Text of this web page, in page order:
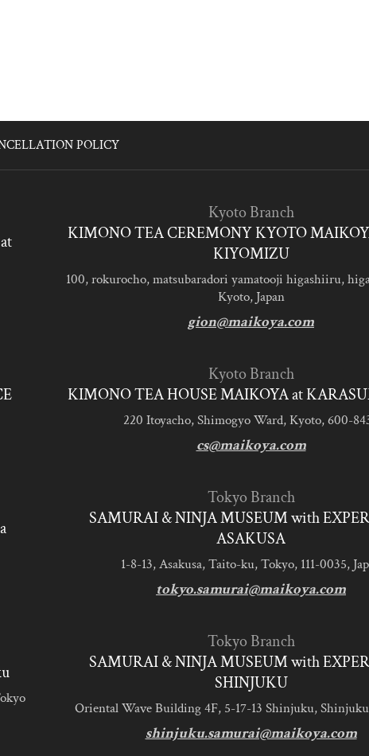
POLICY
Kyoto Branch
KIMONO TEA CEREMONY KYOTO
KIYOMIZU
100, rokurocho, matsubaradori yamatooji higashiiru,
Kyoto, Japan
gion@maikoya.com
Kyoto Branch
KIMONO TEA HOUSE MAIKOYA at
220 Itoyacho, Shimogyo Ward, Kyoto, 600-
cs@maikoya.com
Tokyo Branch
SAMURAI & NINJA MUSEUM with
ASAKUSA
1-8-13, Asakusa, Taito-ku, Tokyo, 111-0035,
tokyo.samurai@maikoya.com
Tokyo Branch
SAMURAI & NINJA MUSEUM with
SHINJUKU
Oriental Wave Building 4F, 5-17-13 Shinjuku,
shinjuku.samurai@maikoya.com